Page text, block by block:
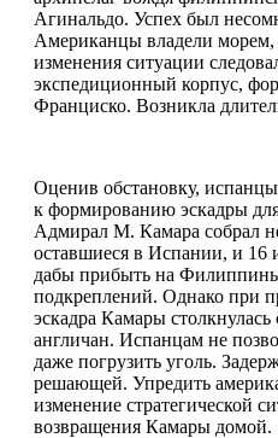
Агинальдо. Успех был
Американцы владели
изменения ситуации
экспедиционный корпус,
Франциско. Возникла
Оценив обстановку,
к формированию эскадры
Адмирал М. Камара собрал
оставшиеся в Испании, и 16
дабы прибыть на
подкреплений. Однако при
эскадра Камары
англичан. Испанцам не
даже погрузить уголь.
решающей. Упредить
изменение стратегической
возвращения Камары домой.